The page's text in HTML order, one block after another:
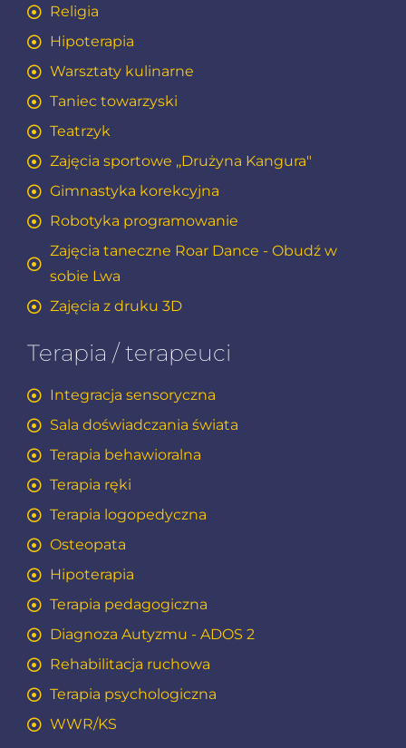
Religia
Hipoterapia
Warsztaty kulinarne
Taniec towarzyski
Teatrzyk
Zajęcia sportowe ,,Drużyna Kangura"
Gimnastyka korekcyjna
Robotyka programowanie
Zajęcia taneczne Roar Dance - Obudź w
sobie Lwa
Zajęcia z druku 3D
Terapia / terapeuci
Integracja sensoryczna
Sala doświadczania świata
Terapia behawioralna
Terapia ręki
Terapia logopedyczna
Osteopata
Hipoterapia
Terapia pedagogiczna
Diagnoza Autyzmu - ADOS 2
Rehabilitacja ruchowa
Terapia psychologiczna
WWR/KS